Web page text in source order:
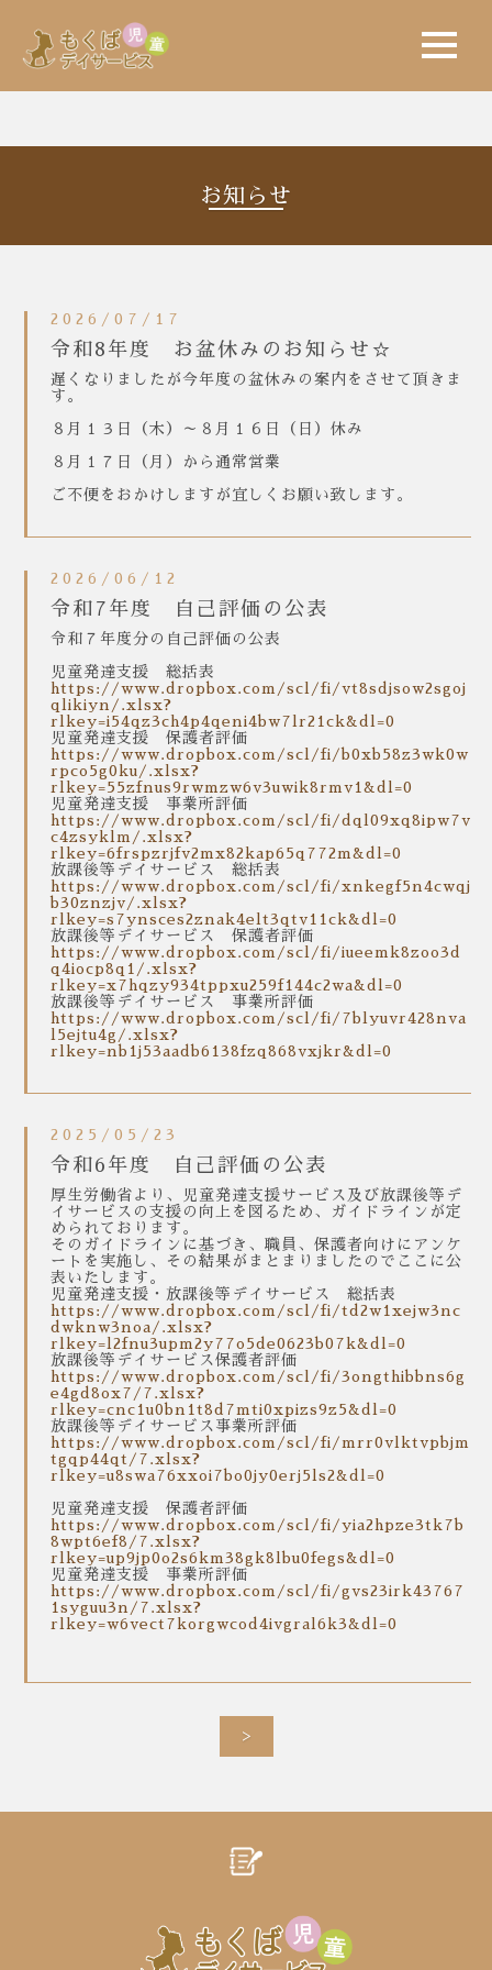
t
o
g
お知らせ
2026/07/17
令和8年度 お盆休みのお知らせ☆
遅くなりましたが今年度の盆休みの案内をさせて頂きま
す。
８月１３日（木）～８月１６日（日）休み
８月１７日（月）から通常営業
ご不便をおかけしますが宜しくお願い致します。
2026/06/12
令和7年度 自己評価の公表
令和７年度分の自己評価の公表
児童発達支援 総括表
https://www.dropbox.com/scl/fi/vt8sdjsow2sgoj
qlikiyn/.xlsx?
rlkey=i54qz3ch4p4qeni4bw7lr21ck&dl=0
児童発達支援 保護者評価
https://www.dropbox.com/scl/fi/b0xb58z3wk0w
rpco5g0ku/.xlsx?
rlkey=55zfnus9rwmzw6v3uwik8rmv1&dl=0
児童発達支援 事業所評価
https://www.dropbox.com/scl/fi/dql09xq8ipw7v
c4zsyklm/.xlsx?
rlkey=6frspzrjfv2mx82kap65q772m&dl=0
放課後等デイサービス 総括表
https://www.dropbox.com/scl/fi/xnkegf5n4cwqj
b30znzjv/.xlsx?
rlkey=s7ynsces2znak4elt3qtv11ck&dl=0
放課後等デイサービス 保護者評価
https://www.dropbox.com/scl/fi/iueemk8zoo3d
q4iocp8q1/.xlsx?
rlkey=x7hqzy934tppxu259f144c2wa&dl=0
放課後等デイサービス 事業所評価
https://www.dropbox.com/scl/fi/7blyuvr428nva
l5ejtu4g/.xlsx?
rlkey=nb1j53aadb6138fzq868vxjkr&dl=0
2025/05/23
令和6年度 自己評価の公表
厚生労働省より、児童発達支援サービス及び放課後等デ
イサービスの支援の向上を図るため、ガイドラインが定
められております。
そのガイドラインに基づき、職員、保護者向けにアンケ
ートを実施し、その結果がまとまりましたのでここに公
表いたします。
児童発達支援・放課後等デイサービス 総括表
https://www.dropbox.com/scl/fi/td2w1xejw3nc
dwknw3noa/.xlsx?
rlkey=l2fnu3upm2y77o5de0623b07k&dl=0
放課後等デイサービス保護者評価
https://www.dropbox.com/scl/fi/3ongthibbns6g
e4gd8ox7/7.xlsx?
rlkey=cnc1u0bn1t8d7mti0xpizs9z5&dl=0
放課後等デイサービス事業所評価
https://www.dropbox.com/scl/fi/mrr0vlktvpbjm
tgqp44qt/7.xlsx?
rlkey=u8swa76xxoi7bo0jy0erj5ls2&dl=0
児童発達支援 保護者評価
https://www.dropbox.com/scl/fi/yia2hpze3tk7b
8wpt6ef8/7.xlsx?
rlkey=up9jp0o2s6km38gk8lbu0fegs&dl=0
児童発達支援 事業所評価
https://www.dropbox.com/scl/fi/gvs23irk43767
1syguu3n/7.xlsx?
rlkey=w6vect7korgwcod4ivgral6k3&dl=0
>